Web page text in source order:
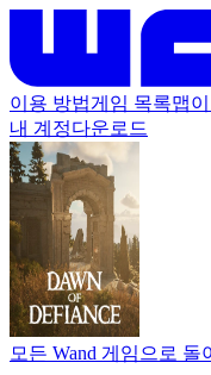
이용 방법게임 목록맵
내 계정다운로드
모든 Wand 게임으로 돌